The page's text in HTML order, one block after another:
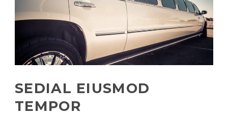
SEDIAL EIUSMOD
TEMPOR